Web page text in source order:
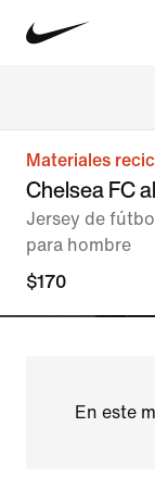
Materiales
Chelsea FC
Jersey de
para hombre
$170
En este